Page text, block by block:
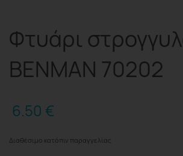
Φτυάρι
BENMAN 70202
6.50 €
Διαθέσιμο κατόπιν παραγγελίας